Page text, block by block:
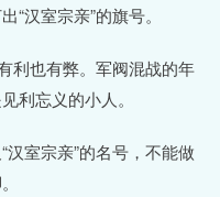
汉室宗亲”的旗号。
利也有弊。军阀混战的年
利忘义的小人。
室宗亲”的名号，不能做